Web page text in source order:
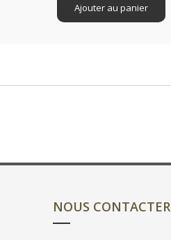
Ajouter au panier
NOUS CONTACTER